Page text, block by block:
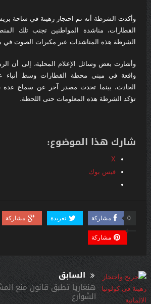
وأكدت الشرطة أنه تم احتجاز رهينة في ساحة
القطارات، مناشدة المواطنين تجنب تلك
الشرطة هذه المناشدات عبر مكبرات الصوت في
وأشارت بعض وسائل الإعلام المحلية، إلى أن
واقعة في مبنى محطة القطارات وسط
الحادث، بينما تحدث مصدر آخر عن سماع عدة
تؤكد الشرطة هذه المعلومات حتى اللحظة.
شارك هذا الموضوع:
X
فيس بوك
مشاركة 0 تغريدة مشاركة
مشاركة
السابق
هنغاريا تطبق قانون منع
الشوارع